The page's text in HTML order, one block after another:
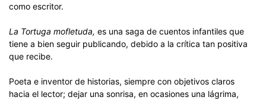
como escritor.
La Tortuga mofletuda, es una saga de cuentos infantiles que
tiene a bien seguir publicando, debido a la crítica tan positiva
que recibe.
Poeta e inventor de historias, siempre con objetivos claros
hacia el lector; dejar una sonrisa, en ocasiones una lágrima,